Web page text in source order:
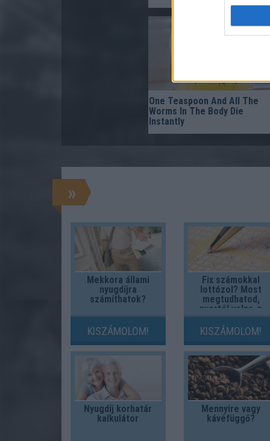
One Teaspoon And All The
Worms In The Body Die
Instantly
»
Mekkora állami
nyugdíjra
számíthatok?
KISZÁMOLOM!
Fix számokkal
lottózol? Most
megtudhatod,
nyertél volna-e
valaha!
KISZÁMOLOM!
Nyugdíj korhatár
kalkulátor
Mennyire vagy
kávéfüggő?